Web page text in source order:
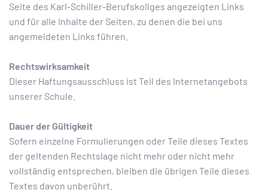
Seite des Karl-Schiller-Berufskollges angezeigten Links
und für alle Inhalte der Seiten, zu denen die bei uns
angemeldeten Links führen.
Rechtswirksamkeit
Dieser Haftungsausschluss ist Teil des Internetangebots
unserer Schule.
Dauer der Gültigkeit
Sofern einzelne Formulierungen oder Teile dieses Textes
der geltenden Rechtslage nicht mehr oder nicht mehr
vollständig entsprechen, bleiben die übrigen Teile dieses
Textes davon unberührt.